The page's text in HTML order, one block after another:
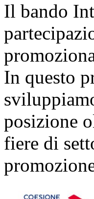
Il bando
In questo
posizione
fiere di